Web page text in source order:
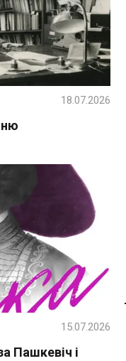
18.07.2026
Пашкевіч і
15.07.2026